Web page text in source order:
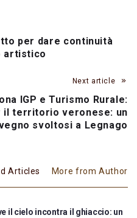
per dare continuità
artistico
Next article
IGP e Turismo Rurale:
il territorio veronese: un
svoltosi a Legnago
Articles More from Author
il cielo incontra il ghiaccio: un